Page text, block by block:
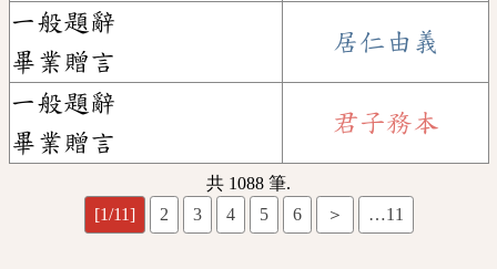
一般題辭
畢業贈言
居仁由義
一般題辭
畢業贈言
君子務本
共 1088 筆.
[1/11]
2 3 4 5 6 ＞ …11